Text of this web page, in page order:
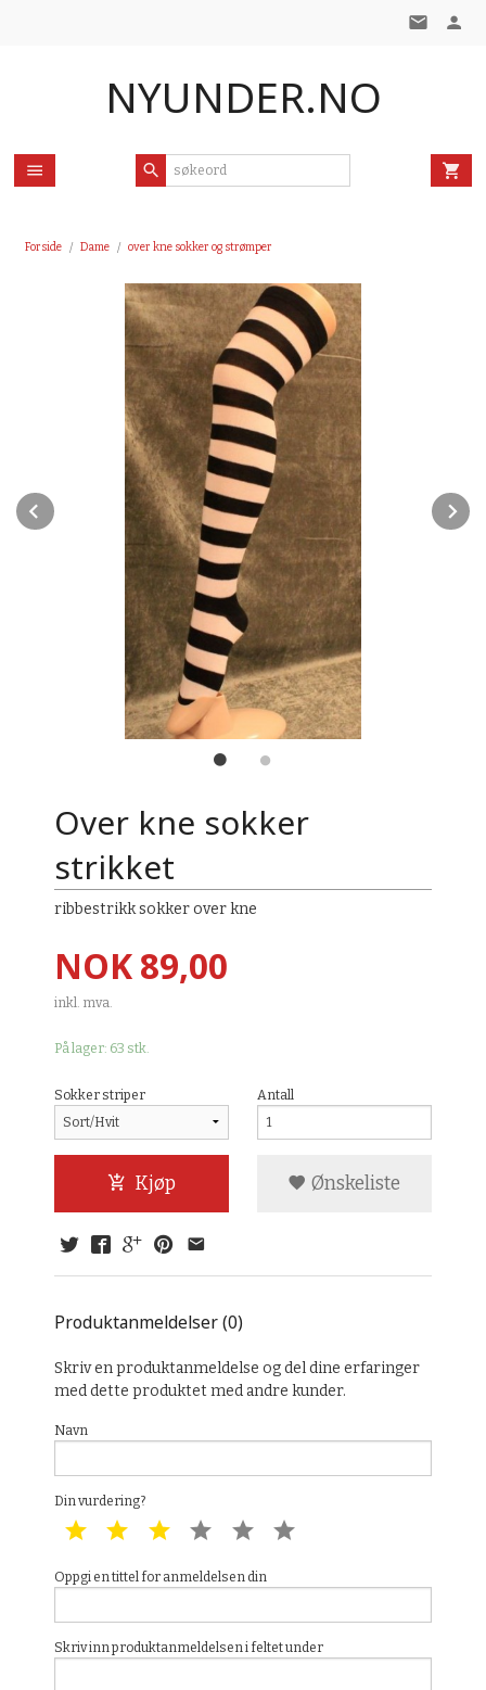
NYUNDER.NO
Forside Dame over kne sokker og strømper
Prev
Over kne sokker
strikket
ribbestrikk sokker over kne
Pris
NOK89,00
inkl. mva.
På lager: 63 stk.
Sokker striper Antall
Kjøp Ønskeliste
Produktanmeldelser (0)
Skriv en produktanmeldelse og del dine erfaringer
med dette produktet med andre kunder.
Navn
Din vurdering?
1 star 2 star 3 star 4 star 5 star
Oppgi en tittel for anmeldelsen din
Skriv inn produktanmeldelsen i feltet under